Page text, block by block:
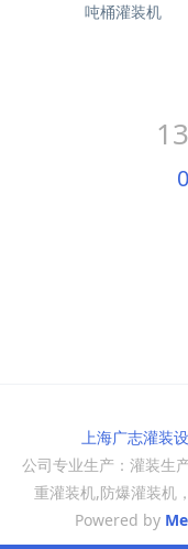
吨桶灌装机
上海广志灌装
公司专业生产：灌装生
重灌装机,防爆灌装机
Powered by